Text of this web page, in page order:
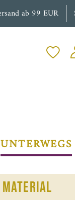
ab 99 EUR
UNTERWEGS
Material